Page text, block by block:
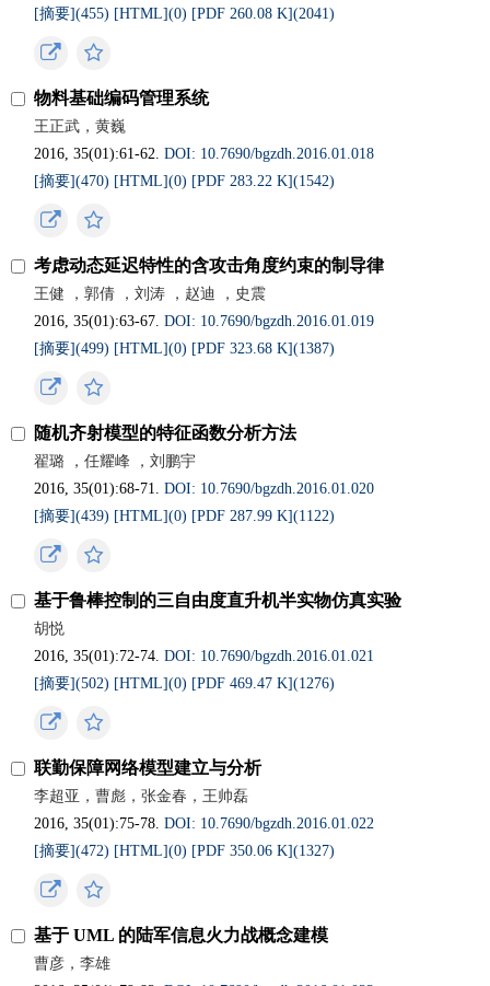
[摘要](455) [HTML](0) [PDF 260.08 K](2041)
物料基础编码管理系统
王正武，黄巍
2016, 35(01):61-62.DOI: 10.7690/bgzdh.2016.01.018
[摘要](470) [HTML](0) [PDF 283.22 K](1542)
考虑动态延迟特性的含攻击角度约束的制导律
王健 ，郭倩 ，刘涛 ，赵迪 ，史震
2016, 35(01):63-67.DOI: 10.7690/bgzdh.2016.01.019
[摘要](499) [HTML](0) [PDF 323.68 K](1387)
随机齐射模型的特征函数分析方法
翟璐 ，任耀峰 ，刘鹏宇
2016, 35(01):68-71.DOI: 10.7690/bgzdh.2016.01.020
[摘要](439) [HTML](0) [PDF 287.99 K](1122)
基于鲁棒控制的三自由度直升机半实物仿真实验
胡悦
2016, 35(01):72-74.DOI: 10.7690/bgzdh.2016.01.021
[摘要](502) [HTML](0) [PDF 469.47 K](1276)
联勤保障网络模型建立与分析
李超亚，曹彪，张金春，王帅磊
2016, 35(01):75-78.DOI: 10.7690/bgzdh.2016.01.022
[摘要](472) [HTML](0) [PDF 350.06 K](1327)
基于 UML 的陆军信息火力战概念建模
曹彦，李雄